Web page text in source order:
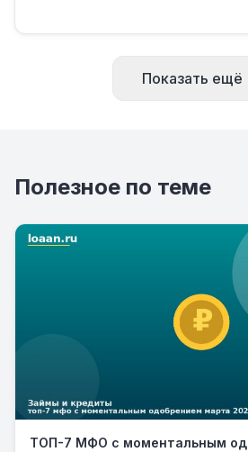
Показать ещё
Полезное по теме
ТОП-7 МФО с моментальным